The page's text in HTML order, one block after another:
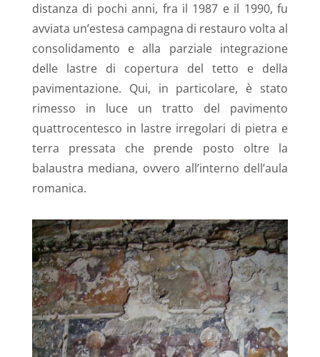
distanza di pochi anni, fra il 1987 e il 1990, fu
avviata un’estesa campagna di restauro volta al
consolidamento e alla parziale integrazione
delle lastre di copertura del tetto e della
pavimentazione. Qui, in particolare, è stato
rimesso in luce un tratto del pavimento
quattrocentesco in lastre irregolari di pietra e
terra pressata che prende posto oltre la
balaustra mediana, ovvero all’interno dell’aula
romanica.